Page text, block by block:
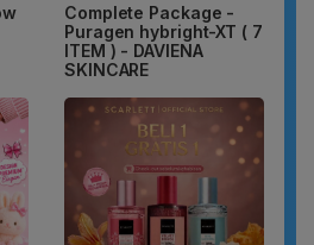
Complete Package -
Puragen hybright-XT ( 7
ITEM ) - DAVIENA
SKINCARE